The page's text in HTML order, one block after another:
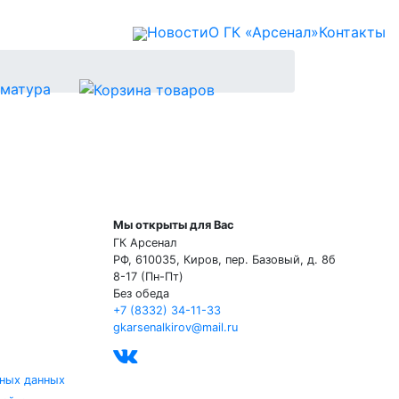
НовостиО ГК «Арсенал»Контакты
Мы открыты для Вас
ГК Арсенал
РФ, 610035, Киров, пер. Базовый, д. 8б
8-17 (Пн-Пт)
Без обеда
+7 (8332) 34-11-33
gkarsenalkirov@mail.ru
данных